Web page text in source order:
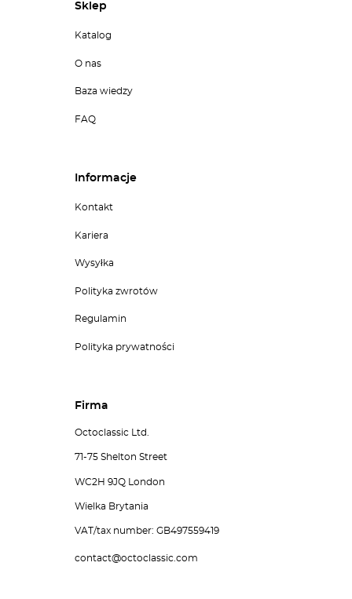
Sklep
Katalog
O nas
Baza wiedzy
FAQ
Informacje
Kontakt
Kariera
Wysyłka
Polityka zwrotów
Regulamin
Polityka prywatności
Firma
Octoclassic Ltd.
71-75 Shelton Street
WC2H 9JQ London
Wielka Brytania
VAT/tax number: GB497559419
contact@octoclassic.com